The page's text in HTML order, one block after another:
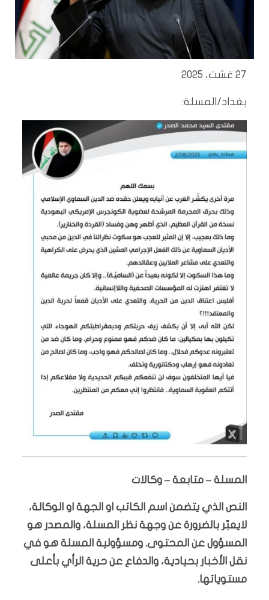
27 غشت، 2025
بغداد/المسلة:
المسلة – متابعة – وكالات
النص الذي يتضمن اسم الكاتب او الجهة او الوكالة،
لايعبّر بالضرورة عن وجهة نظر المسلة، والمصدر هو
المسؤول عن المحتوى. ومسؤولية المسلة هو في
نقل الأخبار بحيادية، والدفاع عن حرية الرأي بأعلى
مستوياتها.